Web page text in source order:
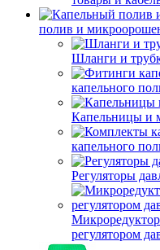
полив и
Шланги и
капельного
Капельницы и
капельного
Регуляторы
регулятором